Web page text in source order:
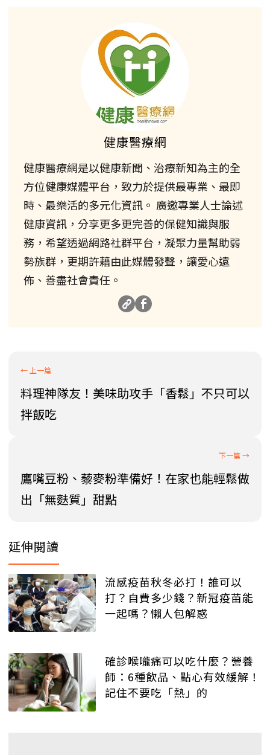
健康醫療網
健康醫療網是以健康新聞、治療新知為主的全
方位健康媒體平台，致力於提供最專業、最即
時、最樂活的多元化資訊。 廣邀專業人士論述
健康資訊，分享更多更完善的保健知識與服
務，希望透過網路社群平台，凝聚力量幫助弱
勢族群，更期許藉由此媒體發聲，讓愛心遠
佈、善盡社會責任。
料理神隊友！美味助攻手「香鬆」不只可以
拌飯吃
鷹嘴豆粉、藜麥粉準備好！在家也能輕鬆做
出「無麩質」甜點
延伸閱讀
流感疫苗秋冬必打！誰可以
打？自費多少錢？新冠疫苗能
一起嗎？懶人包解惑
確診喉嚨痛可以吃什麼？營養
師：6種飲品、點心有效緩解！
記住不要吃「熱」的